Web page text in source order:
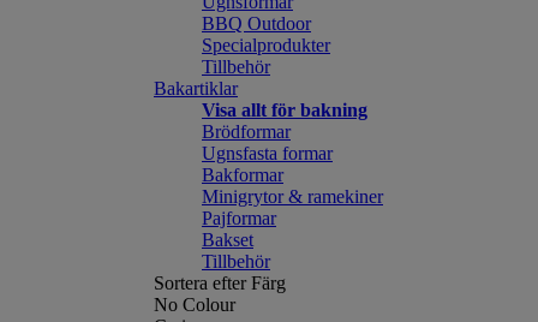
BBQ Outdoor
Specialprodukter
Tillbehör
Bakartiklar
Visa allt för bakning
Brödformar
Ugnsfasta formar
Bakformar
Minigrytor & ramekiner
Pajformar
Bakset
Tillbehör
Sortera efter Färg
No Colour